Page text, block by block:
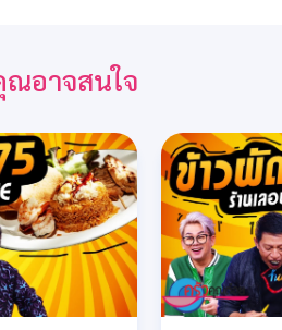
อาจสนใจ